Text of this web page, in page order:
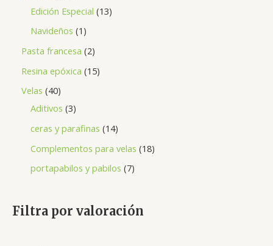
Edición Especial 13
Navideños 1
Pasta francesa 2
Resina epóxica 15
Velas 40
Aditivos 3
ceras y parafinas 14
Complementos para velas 18
portapabilos y pabilos 7
Filtra por valoración